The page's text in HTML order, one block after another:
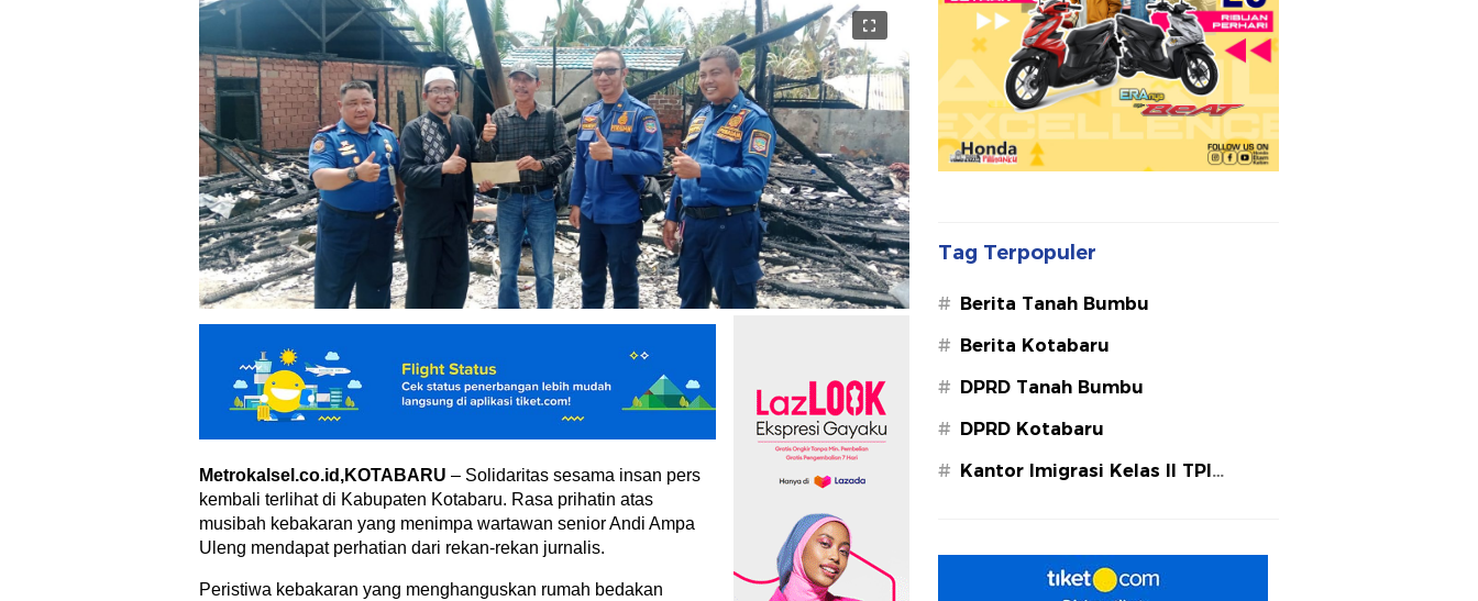
Metrokalsel.co.id,KOTABARU – Solidaritas sesama insan pers
kembali terlihat di Kabupaten Kotabaru. Rasa prihatin atas
musibah kebakaran yang menimpa wartawan senior Andi Ampa
Uleng mendapat perhatian dari rekan-rekan jurnalis.
Peristiwa kebakaran yang menghanguskan rumah bedakan
Tag Terpopuler
# Berita Tanah Bumbu
# Berita Kotabaru
# DPRD Tanah Bumbu
# DPRD Kotabaru
# Kantor Imigrasi Kelas II TPI